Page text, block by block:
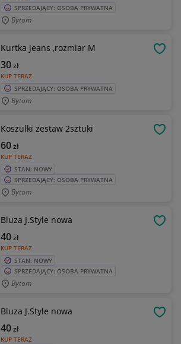
SPRZEDAJĄCY: OSOBA PRYWATNA
Bytom
Kurtka jeans ,rozmiar M
KUP TERAZ
30zł
SPRZEDAJĄCY: OSOBA PRYWATNA
Bytom
Koszulki zestaw 2sztuki
KUP TERAZ
60zł
STAN: NOWY
SPRZEDAJĄCY: OSOBA PRYWATNA
Bytom
Bluza J.Style nowa
KUP TERAZ
40zł
STAN: NOWY
SPRZEDAJĄCY: OSOBA PRYWATNA
Bytom
Bluza J.Style nowa
KUP TERAZ
40zł